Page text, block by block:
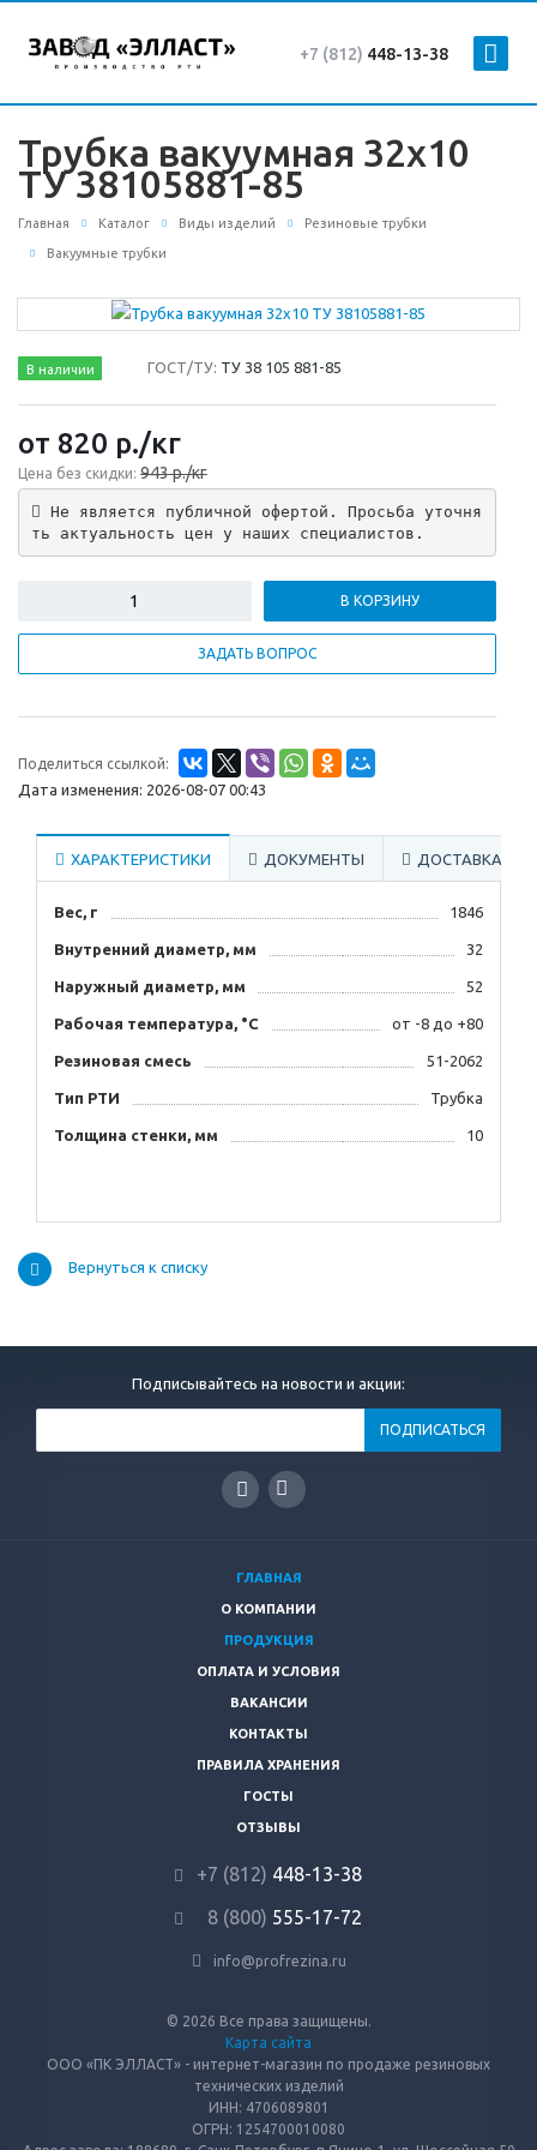
+7 (812) 448-13-38
Трубка вакуумная 32х10
ТУ 38105881-85
Главная Каталог Виды изделий Резиновые трубки
Вакуумные трубки
В наличии ГОСТ/ТУ: ТУ 38 105 881-85
от 820 р./кг
Цена без скидки: 943 р./кг
Не является публичной офертой. Просьба уточня
ть актуальность цен у наших специалистов.
В КОРЗИНУ
ЗАДАТЬ ВОПРОС
Поделиться ссылкой:
Дата изменения: 2026-08-07 00:43
ХАРАКТЕРИСТИКИ ДОКУМЕНТЫ ДОСТАВКА
Вес, г 1846
Внутренний диаметр, мм 32
Наружный диаметр, мм 52
Рабочая температура, °C от -8 до +80
Резиновая смесь 51-2062
Тип РТИ Трубка
Толщина стенки, мм 10
Вернуться к списку
Подписывайтесь на новости и акции:
© 2026 Все права защищены.
Карта сайта
ООО «ПК ЭЛЛАСТ» - интернет-магазин по продаже резиновых
технических изделий
ИНН: 4706089801
ОГРН: 1254700010080
ГЛАВНАЯ
О КОМПАНИИ
ПРОДУКЦИЯ
ОПЛАТА И УСЛОВИЯ
ВАКАНСИИ
КОНТАКТЫ
ПРАВИЛА ХРАНЕНИЯ
ГОСТЫ
ОТЗЫВЫ
+7 (812) 448-13-38
8 (800) 555-17-72
info@profrezina.ru